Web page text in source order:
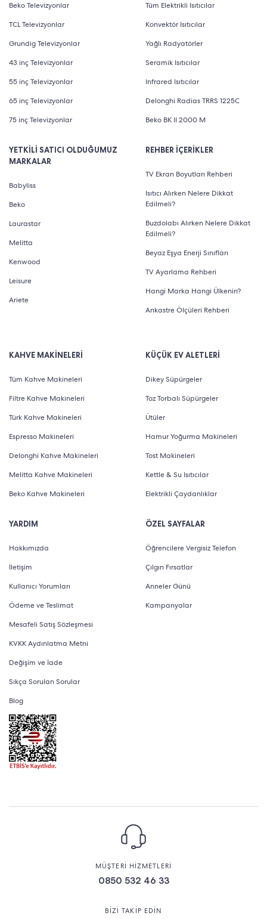
Beko Televizyonlar
TCL Televizyonlar
Grundig Televizyonlar
43 inç Televizyonlar
55 inç Televizyonlar
65 inç Televizyonlar
75 inç Televizyonlar
YETKİLİ SATICI OLDUĞUMUZ
MARKALAR
Babyliss
Beko
Laurastar
Melitta
Kenwood
Leisure
Ariete
Tüm Elektrikli Isıtıcılar
Konvektör Isıtıcılar
Yağlı Radyatörler
Seramik Isıtıcılar
Infrared Isıtıcılar
Delonghi Radias TRRS 1225C
Beko BK II 2000 M
REHBER İÇERİKLER
TV Ekran Boyutları Rehberi
Isıtıcı Alırken Nelere Dikkat
Edilmeli?
Buzdolabı Alırken Nelere Dikkat
Edilmeli?
Beyaz Eşya Enerji Sınıfları
TV Ayarlama Rehberi
Hangi Marka Hangi Ülkenin?
Ankastre Ölçüleri Rehberi
KAHVE MAKİNELERİ
Tüm Kahve Makineleri
Filtre Kahve Makineleri
Türk Kahve Makineleri
Espresso Makineleri
Delonghi Kahve Makineleri
Melitta Kahve Makineleri
Beko Kahve Makineleri
YARDIM
Hakkımızda
İletişim
Kullanıcı Yorumları
Ödeme ve Teslimat
Mesafeli Satış Sözleşmesi
KVKK Aydınlatma Metni
Değişim ve İade
Sıkça Sorulan Sorular
Blog
KÜÇÜK EV ALETLERİ
Dikey Süpürgeler
Toz Torbalı Süpürgeler
Ütüler
Hamur Yoğurma Makineleri
Tost Makineleri
Kettle & Su Isıtıcılar
Elektrikli Çaydanlıklar
ÖZEL SAYFALAR
Öğrencilere Vergisiz Telefon
Çılgın Fırsatlar
Anneler Günü
Kampanyalar
MÜŞTERİ HİZMETLERİ
0850 532 46 33
BİZİ TAKİP EDİN